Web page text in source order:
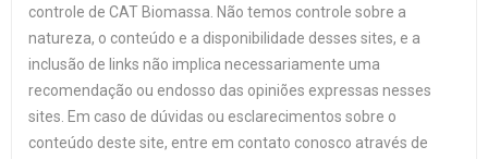
controle de CAT Biomassa. Não temos controle sobre a
natureza, o conteúdo e a disponibilidade desses sites, e a
inclusão de links não implica necessariamente uma
recomendação ou endosso das opiniões expressas nesses
sites. Em caso de dúvidas ou esclarecimentos sobre o
conteúdo deste site, entre em contato conosco através de